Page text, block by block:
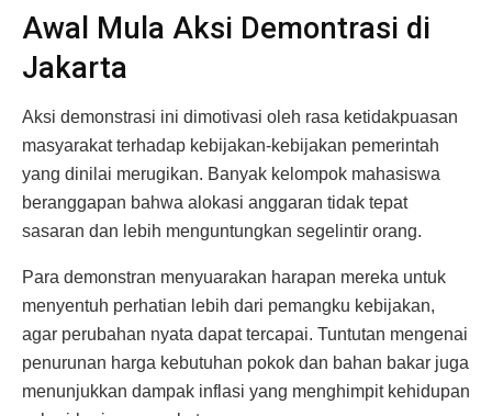
Awal Mula Aksi Demontrasi di
Jakarta
Aksi demonstrasi ini dimotivasi oleh rasa ketidakpuasan
masyarakat terhadap kebijakan-kebijakan pemerintah
yang dinilai merugikan. Banyak kelompok mahasiswa
beranggapan bahwa alokasi anggaran tidak tepat
sasaran dan lebih menguntungkan segelintir orang.
Para demonstran menyuarakan harapan mereka untuk
menyentuh perhatian lebih dari pemangku kebijakan,
agar perubahan nyata dapat tercapai. Tuntutan mengenai
penurunan harga kebutuhan pokok dan bahan bakar juga
menunjukkan dampak inflasi yang menghimpit kehidupan